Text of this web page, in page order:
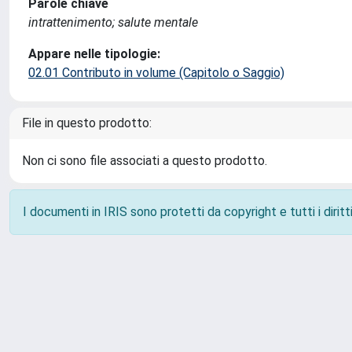
Parole chiave
intrattenimento; salute mentale
Appare nelle tipologie:
02.01 Contributo in volume (Capitolo o Saggio)
File in questo prodotto:
Non ci sono file associati a questo prodotto.
I documenti in IRIS sono protetti da copyright e tutti i